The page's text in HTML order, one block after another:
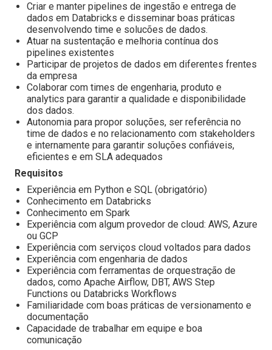
Criar e manter pipelines de ingestão e entrega de
dados em Databricks e disseminar boas práticas
desenvolvendo time e solucões de dados.
Atuar na sustentação e melhoria contínua dos
pipelines existentes
Participar de projetos de dados em diferentes frentes
da empresa
Colaborar com times de engenharia, produto e
analytics para garantir a qualidade e disponibilidade
dos dados.
Autonomia para propor soluções, ser referência no
time de dados e no relacionamento com stakeholders
e internamente para garantir soluções confiáveis,
eficientes e em SLA adequados
Requisitos
Experiência em Python e SQL (obrigatório)
Conhecimento em Databricks
Conhecimento em Spark
Experiência com algum provedor de cloud: AWS, Azure
ou GCP
Experiência com serviços cloud voltados para dados
Experiência com engenharia de dados
Experiência com ferramentas de orquestração de
dados, como Apache Airflow, DBT, AWS Step
Functions ou Databricks Workflows
Familiaridade com boas práticas de versionamento e
documentação
Capacidade de trabalhar em equipe e boa
comunicação